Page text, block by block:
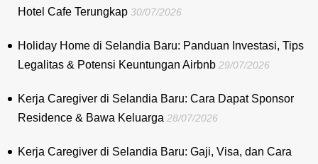
Hotel Cafe Terungkap 30/07/2026
Holiday Home di Selandia Baru: Panduan Investasi, Tips
Legalitas & Potensi Keuntungan Airbnb 29/07/2026
Kerja Caregiver di Selandia Baru: Cara Dapat Sponsor
Residence & Bawa Keluarga 28/07/2026
Kerja Caregiver di Selandia Baru: Gaji, Visa, dan Cara